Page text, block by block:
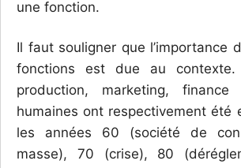
une fonction.
Il faut souligner que l’importance
fonctions est due au contexte.
production, marketing, finance
humaines ont respectivement été
les années 60 (société de
masse), 70 (crise), 80